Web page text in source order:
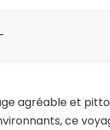
-
agréable et
ce